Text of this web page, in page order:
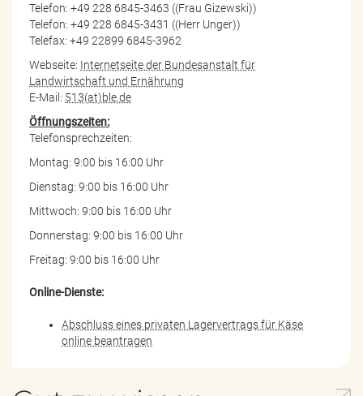
Telefon: +49 228 6845-3463 ((Frau Gizewski))
Telefon: +49 228 6845-3431 ((Herr Unger))
Telefax: +49 22899 6845-3962
Webseite: Internetseite der Bundesanstalt für
Landwirtschaft und Ernährung
E-Mail: 513(at)ble.de
Öffnungszeiten:
Telefonsprechzeiten:
Montag: 9:00 bis 16:00 Uhr
Dienstag: 9:00 bis 16:00 Uhr
Mittwoch: 9:00 bis 16:00 Uhr
Donnerstag: 9:00 bis 16:00 Uhr
Freitag: 9:00 bis 16:00 Uhr
Online-Dienste:
Abschluss eines privaten Lagervertrags für Käse
online beantragen